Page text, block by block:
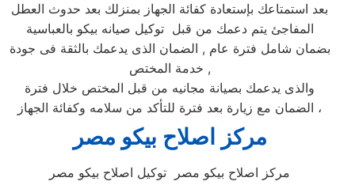
بعد استمتاعك بإستعادة كفائة الجهاز بمنزلك بعد حدوث العطل
المفاجئ يتم دعمك من قبل توكيل صيانه بيكو بالعباسية
بضمان شامل فترة عام , الضمان الذى يدعمك بالثقة فى جودة
خدمة المختص ,
والذى يدعمك بصيانة مجانيه من قبل المختص خلال فترة
الضمان مع زيارة بعد فترة للتأكد من سلامه وكفائة الجهاز ،
مركز اصلاح بيكو مصر
مركز اصلاح بيكو مصر توكيل اصلاح بيكو مصر